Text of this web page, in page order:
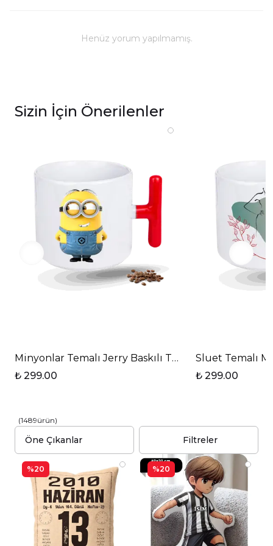
yıkanması önerilmektedir.
Henüz yorum yapılmamış.
Sizin İçin Önerilenler
Minyonlar Temalı Jerry Baskılı T Saplı Porselen
₺ 299.00
Sluet Temalı
₺ 299.00
(1489ürün)
Filtreler
%20 %20